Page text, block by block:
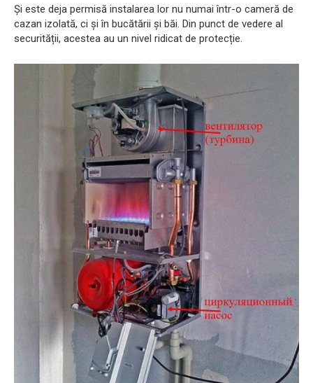
Și este deja permisă instalarea lor nu numai într-o cameră de
cazan izolată, ci și în bucătării și băi. Din punct de vedere al
securității, acestea au un nivel ridicat de protecție.